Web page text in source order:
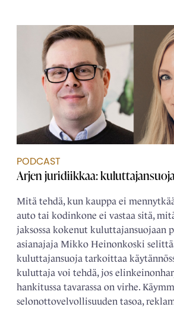
PODCAST
Arjen juridiikkaa:
Mitä tehdä, kun kauppa ei
auto tai kodinkone ei vastaa sitä,
jaksossa kokenut kuluttajansuojaan
asianajaja Mikko Heinonkoski
kuluttajansuoja tarkoittaa
kuluttaja voi tehdä, jos
hankitussa tavarassa on virhe.
selonottovelvollisuuden tasoa,